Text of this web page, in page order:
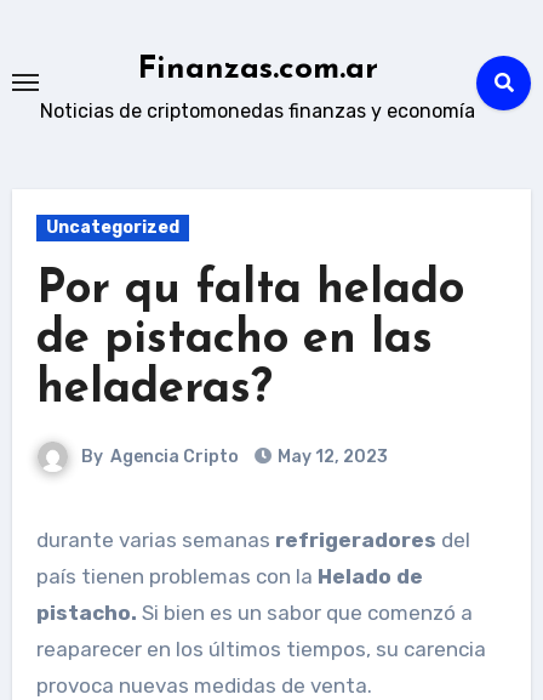
content
Finanzas.com.ar
Noticias de criptomonedas finanzas y economía
Uncategorized
Por qu falta helado
de pistacho en las
heladeras?
By Agencia Cripto May 12, 2023
durante varias semanas refrigeradores del
país tienen problemas con la Helado de
pistacho. Si bien es un sabor que comenzó a
reaparecer en los últimos tiempos, su carencia
provoca nuevas medidas de venta.